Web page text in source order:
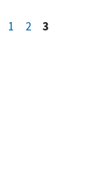
1 2 3